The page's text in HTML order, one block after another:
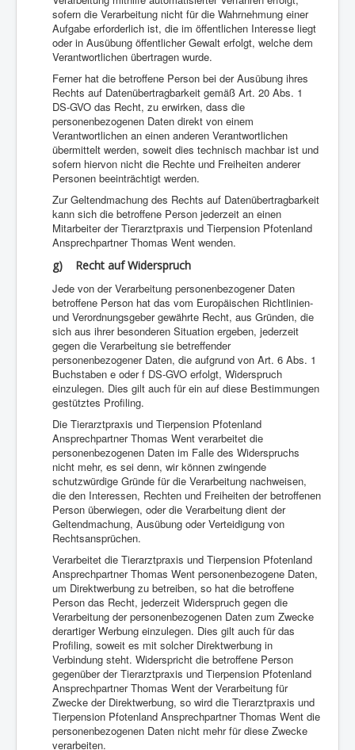
sofern die Verarbeitung nicht für die Wahrnehmung einer
Aufgabe erforderlich ist, die im öffentlichen Interesse liegt
oder in Ausübung öffentlicher Gewalt erfolgt, welche dem
Verantwortlichen übertragen wurde.
Ferner hat die betroffene Person bei der Ausübung ihres
Rechts auf Datenübertragbarkeit gemäß Art. 20 Abs. 1
DS-GVO das Recht, zu erwirken, dass die
personenbezogenen Daten direkt von einem
Verantwortlichen an einen anderen Verantwortlichen
übermittelt werden, soweit dies technisch machbar ist und
sofern hiervon nicht die Rechte und Freiheiten anderer
Personen beeinträchtigt werden.
Zur Geltendmachung des Rechts auf Datenübertragbarkeit
kann sich die betroffene Person jederzeit an einen
Mitarbeiter der Tierarztpraxis und Tierpension Pfotenland
Ansprechpartner Thomas Went wenden.
g) Recht auf Widerspruch
Jede von der Verarbeitung personenbezogener Daten
betroffene Person hat das vom Europäischen Richtlinien-
und Verordnungsgeber gewährte Recht, aus Gründen, die
sich aus ihrer besonderen Situation ergeben, jederzeit
gegen die Verarbeitung sie betreffender
personenbezogener Daten, die aufgrund von Art. 6 Abs. 1
Buchstaben e oder f DS-GVO erfolgt, Widerspruch
einzulegen. Dies gilt auch für ein auf diese Bestimmungen
gestütztes Profiling.
Die Tierarztpraxis und Tierpension Pfotenland
Ansprechpartner Thomas Went verarbeitet die
personenbezogenen Daten im Falle des Widerspruchs
nicht mehr, es sei denn, wir können zwingende
schutzwürdige Gründe für die Verarbeitung nachweisen,
die den Interessen, Rechten und Freiheiten der betroffenen
Person überwiegen, oder die Verarbeitung dient der
Geltendmachung, Ausübung oder Verteidigung von
Rechtsansprüchen.
Verarbeitet die Tierarztpraxis und Tierpension Pfotenland
Ansprechpartner Thomas Went personenbezogene Daten,
um Direktwerbung zu betreiben, so hat die betroffene
Person das Recht, jederzeit Widerspruch gegen die
Verarbeitung der personenbezogenen Daten zum Zwecke
derartiger Werbung einzulegen. Dies gilt auch für das
Profiling, soweit es mit solcher Direktwerbung in
Verbindung steht. Widerspricht die betroffene Person
gegenüber der Tierarztpraxis und Tierpension Pfotenland
Ansprechpartner Thomas Went der Verarbeitung für
Zwecke der Direktwerbung, so wird die Tierarztpraxis und
Tierpension Pfotenland Ansprechpartner Thomas Went die
personenbezogenen Daten nicht mehr für diese Zwecke
verarbeiten.